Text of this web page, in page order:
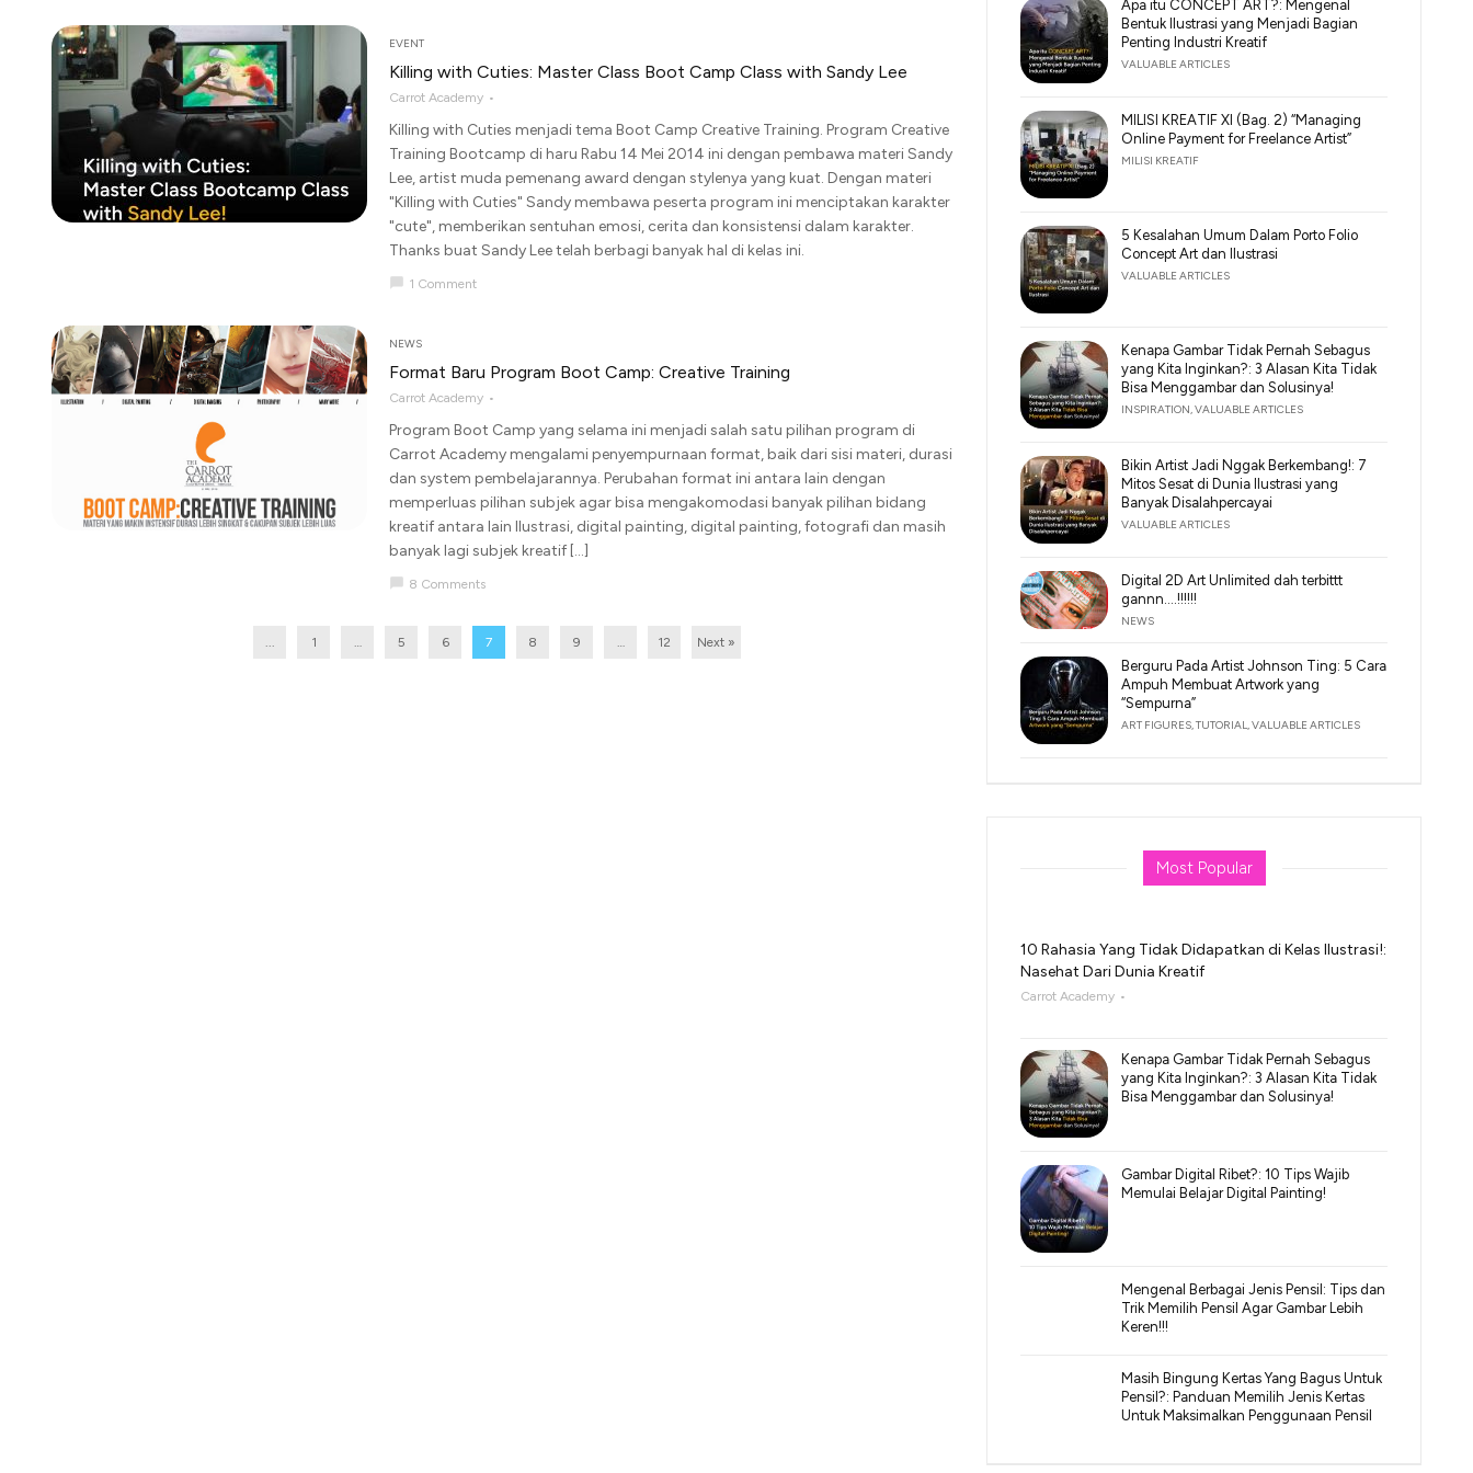
EVENT
Killing with Cuties: Master Class Boot Camp Class with Sandy Lee
Carrot Academy
Killing with Cuties menjadi tema Boot Camp Creative Training. Program Creative
Training Bootcamp di haru Rabu 14 Mei 2014 ini dengan pembawa materi Sandy
Lee, artist muda pemenang award dengan stylenya yang kuat. Dengan materi
"Killing with Cuties" Sandy membawa peserta program ini menciptakan karakter
"cute", memberikan sentuhan emosi, cerita dan konsistensi dalam karakter.
Thanks buat Sandy Lee telah berbagi banyak hal di kelas ini.
chat_bubble 1 Comment
NEWS
Format Baru Program Boot Camp: Creative Training
Carrot Academy
Program Boot Camp yang selama ini menjadi salah satu pilihan program di
Carrot Academy mengalami penyempurnaan format, baik dari sisi materi, durasi
dan system pembelajarannya. Perubahan format ini antara lain dengan
memperluas pilihan subjek agar bisa mengakomodasi banyak pilihan bidang
kreatif antara lain Ilustrasi, digital painting, digital painting, fotografi dan masih
banyak lagi subjek kreatif […]
chat_bubble 8 Comments
... 1 … 5 6 7 8 9 … 12 Next »
Apa itu CONCEPT ART?: Mengenal
Bentuk Ilustrasi yang Menjadi Bagian
Penting Industri Kreatif
VALUABLE ARTICLES
MILISI KREATIF XI (Bag. 2) “Managing
Online Payment for Freelance Artist”
MILISI KREATIF
5 Kesalahan Umum Dalam Porto Folio
Concept Art dan Ilustrasi
VALUABLE ARTICLES
Kenapa Gambar Tidak Pernah Sebagus
yang Kita Inginkan?: 3 Alasan Kita Tidak
Bisa Menggambar dan Solusinya!
INSPIRATION,VALUABLE ARTICLES
Bikin Artist Jadi Nggak Berkembang!: 7
Mitos Sesat di Dunia Ilustrasi yang
Banyak Disalahpercayai
VALUABLE ARTICLES
Digital 2D Art Unlimited dah terbittt
gannn….!!!!!!
NEWS
Berguru Pada Artist Johnson Ting: 5 Cara
Ampuh Membuat Artwork yang
“Sempurna”
ART FIGURES,TUTORIAL,VALUABLE ARTICLES
Most Popular
10 Rahasia Yang Tidak Didapatkan di Kelas Ilustrasi!:
Nasehat Dari Dunia Kreatif
Carrot Academy
Kenapa Gambar Tidak Pernah Sebagus
yang Kita Inginkan?: 3 Alasan Kita Tidak
Bisa Menggambar dan Solusinya!
Gambar Digital Ribet?: 10 Tips Wajib
Memulai Belajar Digital Painting!
Mengenal Berbagai Jenis Pensil: Tips dan
Trik Memilih Pensil Agar Gambar Lebih
Keren!!!
Masih Bingung Kertas Yang Bagus Untuk
Pensil?: Panduan Memilih Jenis Kertas
Untuk Maksimalkan Penggunaan Pensil